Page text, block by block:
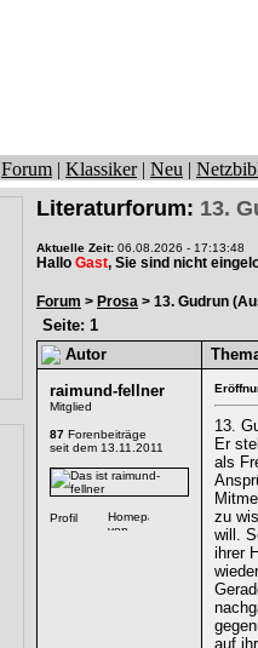
Forum | Klassiker| Neu |
Literaturforum: 13.
Aktuelle Zeit: 06.08.2026 - 17:13:48
Hallo Gast, Sie sind nicht
Forum > Prosa > 13. Gudrun
Seite: 1
Autor
raimund-fellner
Mitglied
87 Forenbeiträge
seit dem 13.11.2011
13.
Er
als
zu
will.
ihrer
auf